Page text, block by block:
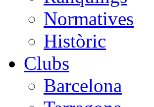
Normatives
Històric
Clubs
Barcelona